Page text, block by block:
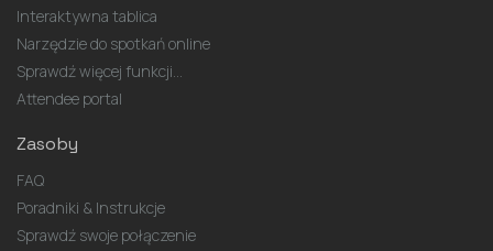
Interaktywna tablica
Narzędzie do spotkań online
Sprawdź więcej funkcji...
Attendee portal
Zasoby
FAQ
Poradniki & Instrukcje
Sprawdź swoje połączenie